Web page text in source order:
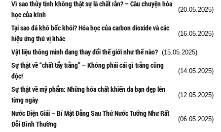
Vì sao thủy tinh không thật sự là chất rắn? – Câu chuyện hóa
học của kính
(20.05.2025)
Tại sao đá khô bốc khói? Hóa học của carbon dioxide và các
hiệu ứng thú vị khác
(16.05.2025)
Vật liệu thông minh đang thay đổi thế giới như thế nào? (15.05.2025)
Sự thật về “chất tẩy trắng” – Không phải cái gì trắng cũng
độc!
(14.05.2025)
Sự thật về mỹ phẩm: Những hóa chất khiến da bạn đẹp lên
từng ngày
(12.05.2025)
Nước Điện Giải – Bí Mật Đằng Sau Thứ Nước Tưởng Như Rất
Đỗi Bình Thường
(06.05.2025)